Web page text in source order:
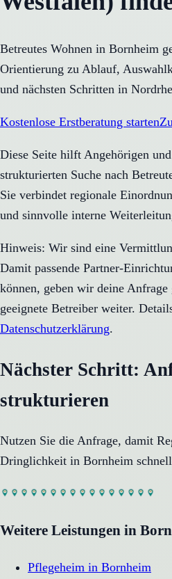
Betreutes Wohnen in Bornheim
Orientierung zu Ablauf,
und nächsten Schritten in
Kostenlose Erstberatung starten
Diese Seite hilft Angehörigen
strukturierten Suche nach
Sie verbindet regionale
und sinnvolle interne
Hinweis: Wir sind eine
Damit passende Partner-
können, geben wir deine
geeignete Betreiber weiter.
Datenschutzerklärung.
Nächster Schritt:
strukturieren
Nutzen Sie die Anfrage, damit
Dringlichkeit in Bornheim
Weitere Leistungen in
Pflegeheim in Bornheim